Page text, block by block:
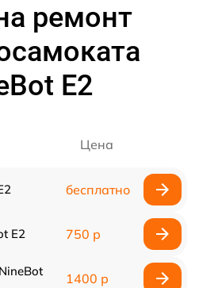
ремонт
E2
Цена
бесплатно
E2 750 р
1400 р